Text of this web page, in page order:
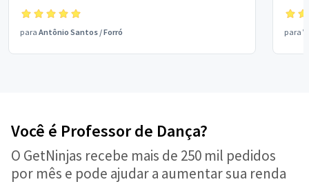
para Antônio Santos /Forró para
Você é Professor de Dança?
O GetNinjas recebe mais de 250 mil pedidos
por mês e pode ajudar a aumentar sua renda